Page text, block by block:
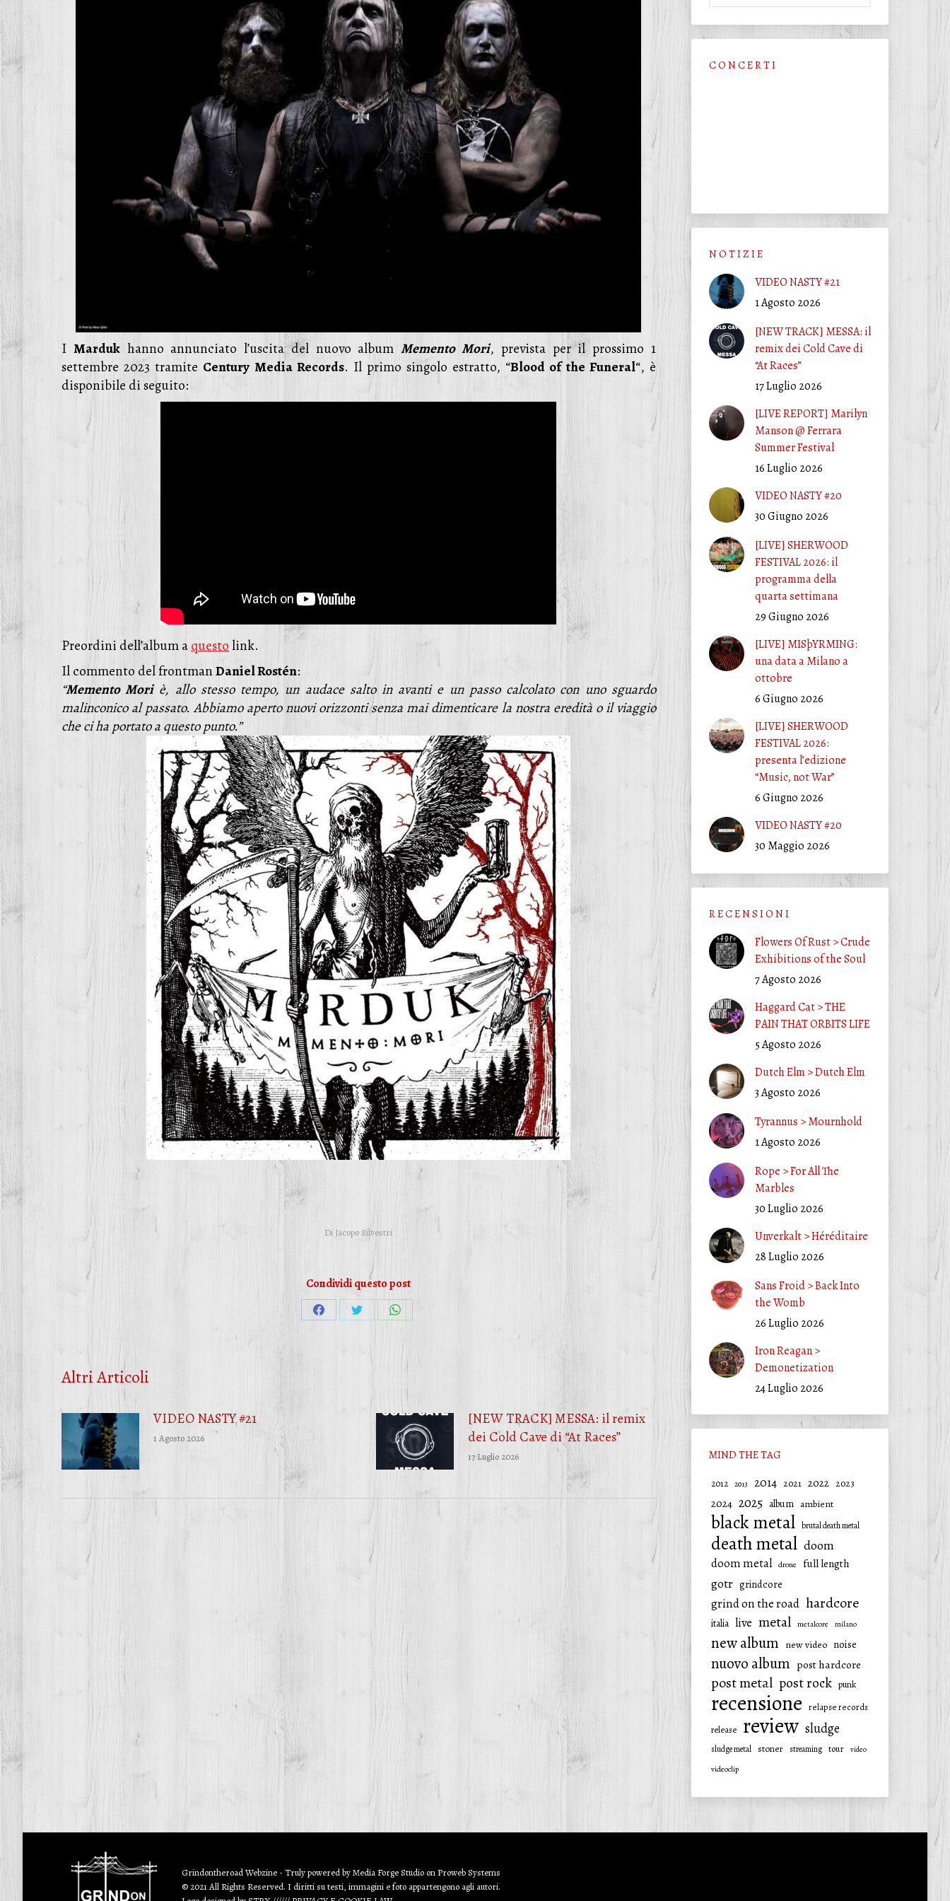
I Mardukhanno annunciato l’uscita del nuovo albumMemento Mori, prevista per il prossimo 1
settembre 2023 tramite Century Media Records. Il primo singolo estratto, “Blood of the Funeral“, è
disponibile di seguito:
Preordini dell’album aquestolink.
Il commento del frontmanDaniel Rostén:
“Memento Moriè, allo stesso tempo, un audace salto in avanti e un passo calcolato con uno sguardo
malinconico al passato. Abbiamo aperto nuovi orizzonti senza mai dimenticare la nostra eredità o il viaggio
che ci ha portato a questo punto.”
Di Jacopo Silvestri
Condividi questo post
CondividiCondividiCondividi
WhatsApp
Altri Articoli
VIDEO NASTY #21
1 Agosto 2026
[NEW TRACK] MESSA: il remix
dei Cold Cave di “At Races”
17 Luglio 2026
C O N C E R T I
N O T I Z I E
VIDEO NASTY #21
1 Agosto 2026
[NEW TRACK] MESSA: il
remix dei Cold Cave di
“At Races”
17 Luglio 2026
[LIVE REPORT] Marilyn
Manson @ Ferrara
Summer Festival
16 Luglio 2026
VIDEO NASTY #20
30 Giugno 2026
[LIVE] SHERWOOD
FESTIVAL 2026: il
programma della
quarta settimana
29 Giugno 2026
[LIVE] MISþYRMING:
una data a Milano a
ottobre
6 Giugno 2026
[LIVE] SHERWOOD
FESTIVAL 2026:
presenta l’edizione
“Music, not War”
6 Giugno 2026
VIDEO NASTY #20
30 Maggio 2026
R E C E N S I O N I
Flowers Of Rust > Crude
Exhibitions of the Soul
7 Agosto 2026
Haggard Cat > THE
PAIN THAT ORBITS LIFE
5 Agosto 2026
Dutch Elm > Dutch Elm
3 Agosto 2026
Tyrannus > Mournhold
1 Agosto 2026
Rope > For All The
Marbles
30 Luglio 2026
Unverkalt > Héréditaire
28 Luglio 2026
Sans Froid > Back Into
the Womb
26 Luglio 2026
Iron Reagan >
Demonetization
24 Luglio 2026
MIND THE TAG
2012 2013 2014 2021 2022 2023
2024 2025 album ambient
black metal brutal death metal
death metal doom
doom metal drone full length
gotr grindcore
grind on the road hardcore
italia live metal metalcore milano
new album new video noise
nuovo album post hardcore
post metal post rock punk
recensione relapse records
release
review sludge
sludge metal stoner streaming tour
video
videoclip
Grindontheroad Webzine - Truly powered byMedia Forge Studio on ProwebSystems
© 2021 All Rights Reserved. I diritti su testi, immagini e foto appartengono agli autori.